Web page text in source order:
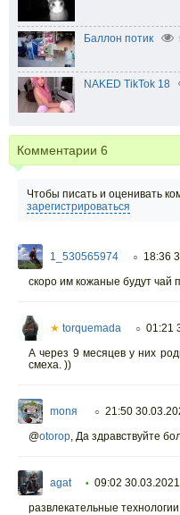
Баллон потик
NAKED TikTok 18
Комментарии 6
Чтобы писать и оценивать
зарегистрироваться
1_530565974 ○ 18:36
скоро им кожаные будут чай
★ torquemada ○ 01:21
А через 9 месяцев у них
смеха. ))
monя ○ 21:50
@otorop Да здравствуйте
agat • 09:02 30.03.2021
развлекательные технологии